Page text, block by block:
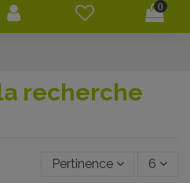
0
recherche
Pertinence 6